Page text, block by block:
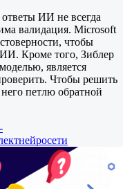
ИИ не всегда
валидация. Microsoft
чтобы
Кроме того, Зиблер
является
Чтобы решить
петлю обратной
нейросети